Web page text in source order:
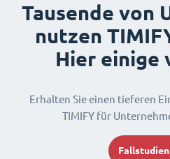
Tausende von
nutzen
Hier einige
Erhalten Sie einen tieferen
TIMIFY für